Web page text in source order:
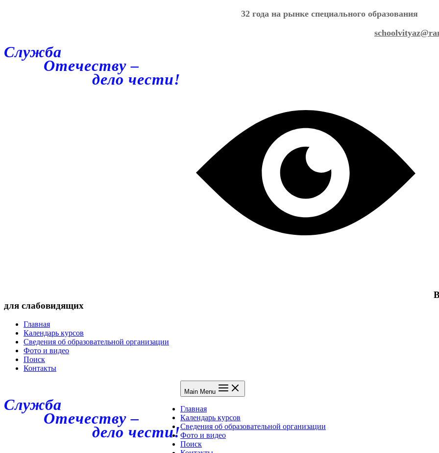
32 года на рынке специального образования
Служба
Отечеству –
дело чести!
для слабовидящих
Главная
Календарь курсов
Сведения об образовательной организации
Фото и видео
Поиск
Контакты
Служба
Отечеству –
дело чести!
Main Menu
Главная
Календарь курсов
Сведения об образовательной организации
Фото и видео
Поиск